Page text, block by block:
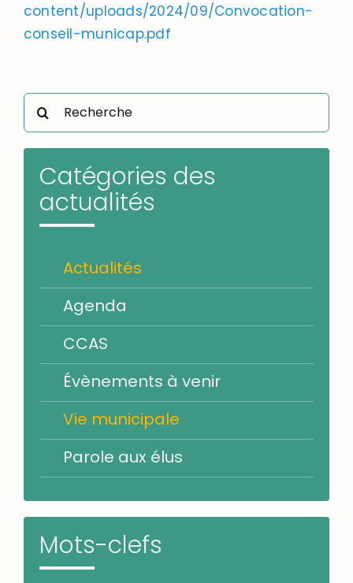
content/uploads/2024/09/Convocation-
conseil-municap.pdf
Rechercher:
Catégories des
actualités
Actualités
Agenda
CCAS
Évènements à venir
Vie municipale
Parole aux élus
Mots-clefs